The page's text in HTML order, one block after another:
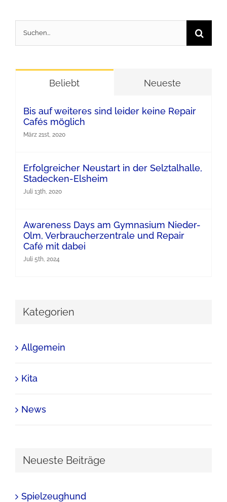
Suche
Beliebt Neueste
Bis auf weiteres sind leider keine Repair
Cafés möglich
März 21st, 2020
Erfolgreicher Neustart in der Selztalhalle,
Stadecken-Elsheim
Juli 13th, 2020
Awareness Days am Gymnasium Nieder-
Olm, Verbraucherzentrale und Repair
Café mit dabei
Juli 5th, 2024
Kategorien
Allgemein
Kita
News
Neueste Beiträge
Spielzeughund